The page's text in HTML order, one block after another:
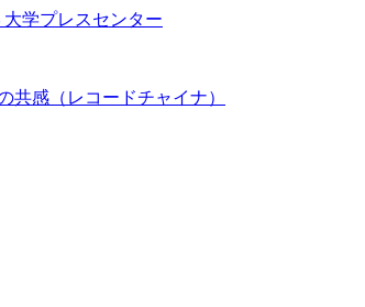
大学プレスセンター
共感（レコードチャイナ）